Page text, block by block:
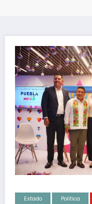
Estado Politica